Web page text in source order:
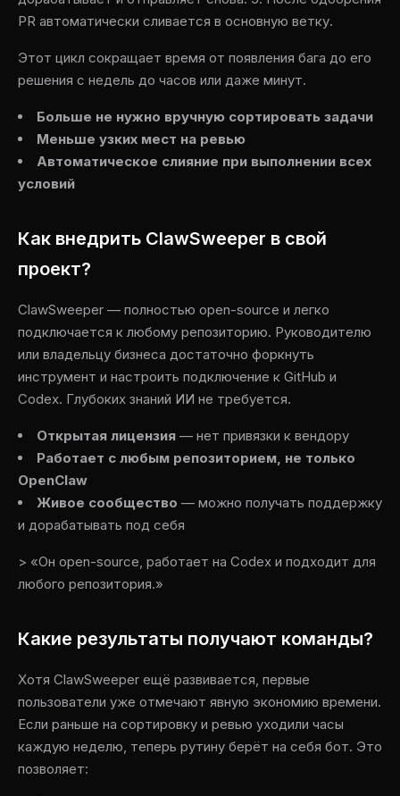
PR автоматически сливается в основную ветку.
Этот цикл сокращает время от появления бага до его
решения с недель до часов или даже минут.
Больше не нужно вручную сортировать задачи
Меньше узких мест на ревью
Автоматическое слияние при выполнении всех
условий
Как внедрить ClawSweeper в свой
проект?
ClawSweeper — полностью open-source и легко
подключается к любому репозиторию. Руководителю
или владельцу бизнеса достаточно форкнуть
инструмент и настроить подключение к GitHub и
Codex. Глубоких знаний ИИ не требуется.
Открытая лицензия — нет привязки к вендору
Работает с любым репозиторием, не только
OpenClaw
Живое сообщество — можно получать поддержку
и дорабатывать под себя
> «Он open-source, работает на Codex и подходит для
любого репозитория.»
Какие результаты получают команды?
Хотя ClawSweeper ещё развивается, первые
пользователи уже отмечают явную экономию времени.
Если раньше на сортировку и ревью уходили часы
каждую неделю, теперь рутину берёт на себя бот. Это
позволяет: